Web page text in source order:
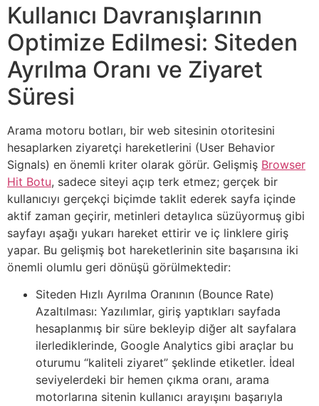
Kullanıcı Davranışlarının
Optimize Edilmesi: Siteden
Ayrılma Oranı ve Ziyaret
Süresi
Arama motoru botları, bir web sitesinin otoritesini
hesaplarken ziyaretçi hareketlerini (User Behavior
Signals) en önemli kriter olarak görür. Gelişmiş Browser
Hit Botu, sadece siteyi açıp terk etmez; gerçek bir
kullanıcıyı gerçekçi biçimde taklit ederek sayfa içinde
aktif zaman geçirir, metinleri detaylıca süzüyormuş gibi
sayfayı aşağı yukarı hareket ettirir ve iç linklere giriş
yapar. Bu gelişmiş bot hareketlerinin site başarısına iki
önemli olumlu geri dönüşü görülmektedir:
Siteden Hızlı Ayrılma Oranının (Bounce Rate)
Azaltılması: Yazılımlar, giriş yaptıkları sayfada
hesaplanmış bir süre bekleyip diğer alt sayfalara
ilerlediklerinde, Google Analytics gibi araçlar bu
oturumu “kaliteli ziyaret” şeklinde etiketler. İdeal
seviyelerdeki bir hemen çıkma oranı, arama
motorlarına sitenin kullanıcı arayışını başarıyla